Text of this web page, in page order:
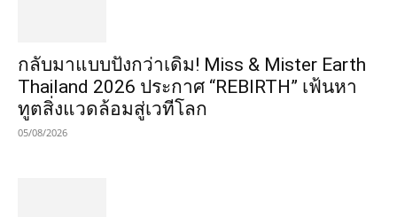
กลับมาแบบปังกว่าเดิม! Miss & Mister Earth
Thailand 2026 ประกาศ “REBIRTH” เฟ้นหา
ทูตสิ่งแวดล้อมสู่เวทีโลก
05/08/2026